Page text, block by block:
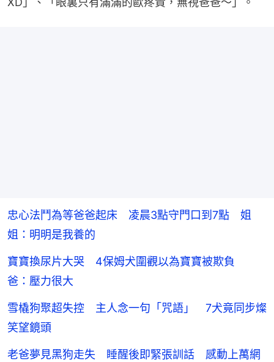
忠心法鬥為等爸爸起床 凌晨3點守門口到7點 姐
姐：明明是我養的
寶寶換尿片大哭 4保姆犬圍觀以為寶寶被欺負
爸：壓力很大
雪橇狗聚超失控 主人念一句「咒語」 7犬竟同步燦
笑望鏡頭
老爸夢見黑狗走失 睡醒後即緊張訓話 感動上萬網